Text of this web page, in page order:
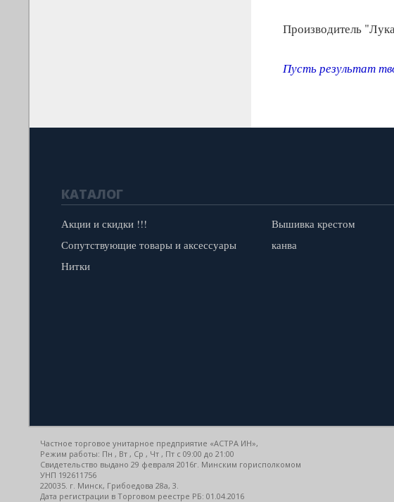
Производитель
Пусть результат
КАТАЛОГ
Акции и скидки !!!
Вышивка крестом
Сопутствующие товары и аксессуары
канва
Нитки
Частное торговое унитарное предприятие «АСТРА ИН»,
Режим работы: Пн , Вт , Ср , Чт , Пт c 09:00 до 21:00
Свидетельство выдано 29 февраля 2016г. Минским горисполкомом
УНП 192611756
220035. г. Минск, Грибоедова 28а, 3.
Дата регистрации в Торговом реестре РБ: 01.04.2016